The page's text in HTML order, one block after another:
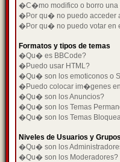
�C�mo modifico o borro una
�Por qu� no puedo acceder
�Por qu� no puedo votar en
Formatos y tipos de temas
�Qu� es BBCode?
�Puedo usar HTML?
�Qu� son los emoticonos o
�Puedo colocar im�genes
�Qu� son los Anuncios?
�Qu� son los Temas
�Qu� son los Temas
Niveles de Usuarios y Grupos
�Qu� son los
�Qu� son los Moderadores?